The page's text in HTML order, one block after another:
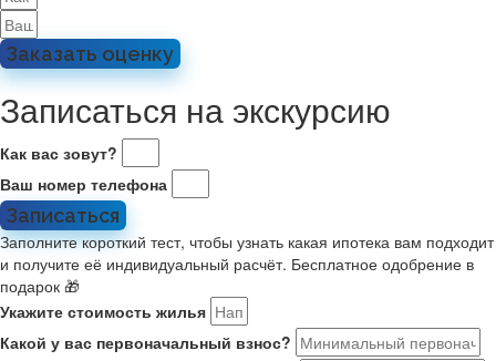
Заказать оценку
Записаться на экскурсию
Как вас зовут?
Ваш номер телефона
Записаться
Заполните короткий тест, чтобы узнать какая ипотека вам подходит
и получите её индивидуальный расчёт. Бесплатное одобрение в
подарок 🎁
Укажите стоимость жилья
Какой у вас первоначальный взнос?